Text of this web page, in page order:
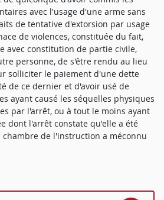
avec l'usage d'une arme sans
de tentative d'extorsion par usage
de violences, constituée du fait,
avec constitution de partie civile,
personne, de s'être rendu au lieu
solliciter le paiement d'une dette
de ce dernier et d'avoir usé de
ayant causé les séquelles physiques
par l'arrêt, ou à tout le moins ayant
dont l'arrêt constate qu'elle a été
chambre de l'instruction a méconnu